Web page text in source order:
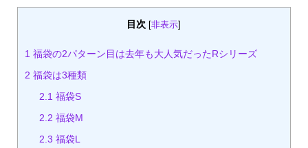
目次 [非表示]
1 福袋の2パターン目は去年も大人気だったRシリーズ
2 福袋は3種類
2.1 福袋S
2.2 福袋M
2.3 福袋L